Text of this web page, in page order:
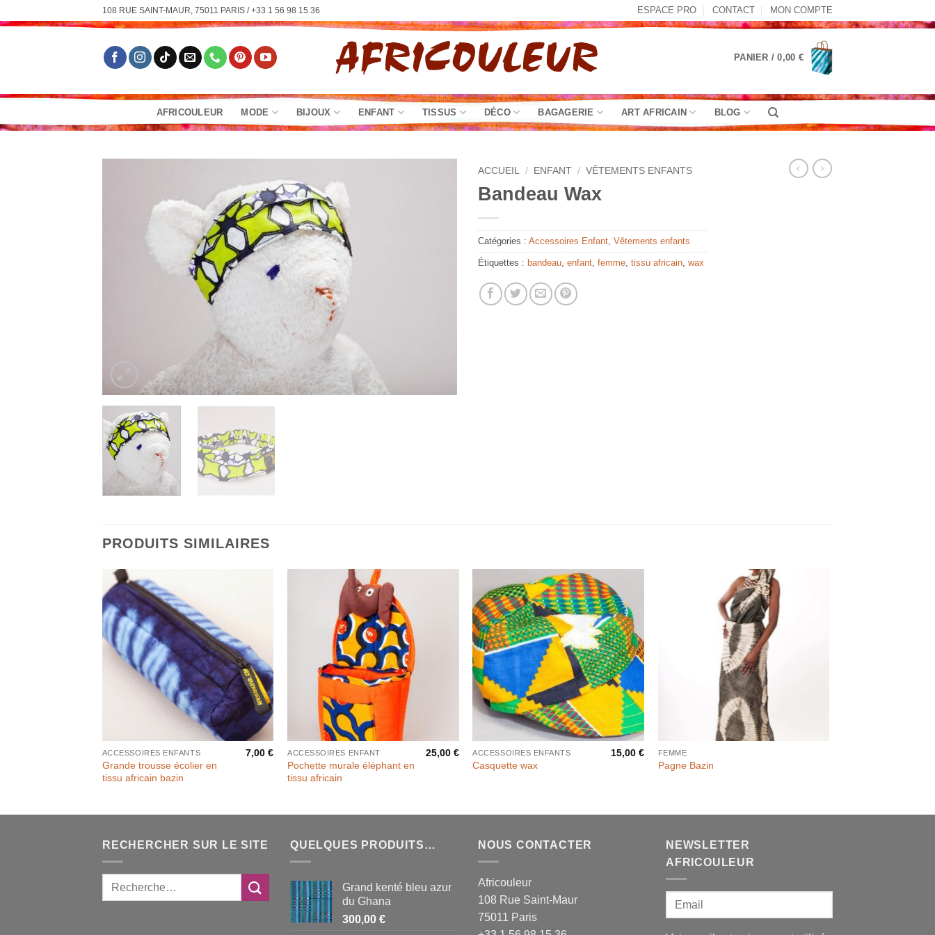
au
108 RUE SAINT-MAUR, 75011 PARIS / +33 1 56 98 15 36 ESPACE PRO CONTACT MON COMPTE
PANIER /0,00 €
AFRICOULEUR MODE BIJOUX ENFANT TISSUS DÉCO BAGAGERIE ART AFRICAIN BLOG
ACCUEIL / ENFANT / VÊTEMENTS ENFANTS
Bandeau Wax
Catégories : Accessoires Enfant Vêtements enfants
Étiquettes : bandeau enfant femme tissu africain wax
PRODUITS SIMILAIRES
ACCESSOIRES ENFANTS
Grande trousse écolier en
tissu africain bazin
7,00€ ACCESSOIRES ENFANT
Pochette murale éléphant en
tissu africain
25,00 € ACCESSOIRES ENFANTS
Casquette wax
15,00 € FEMME
Pagne Bazin
RECHERCHER SUR LE SITE QUELQUES PRODUITS…
Grand kenté bleu azur
du Ghana
300,00 €
NOUS CONTACTER
Africouleur
108 Rue Saint-Maur
75011 Paris
NEWSLETTER
AFRICOULEUR